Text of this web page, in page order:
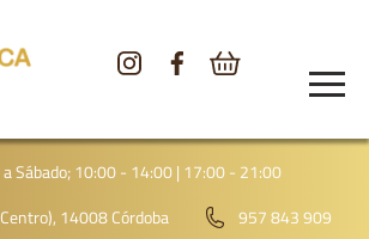
TIENDA
GALERÍA
a Sábado; 10:00 - 14:00 | 17:00 - 21:00
14008 Córdoba
957 843 909